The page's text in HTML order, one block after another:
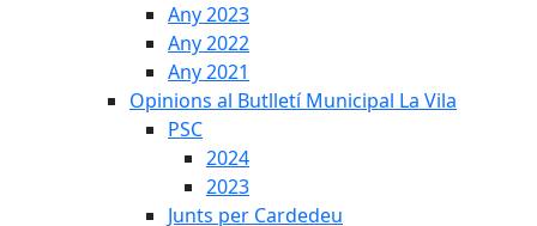
Any 2023
Any 2022
Any 2021
Opinions al Butlletí Municipal La Vila
PSC
2024
2023
Junts per Cardedeu